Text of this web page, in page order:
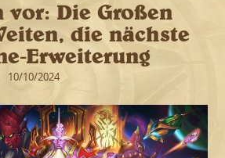
vor: Die Großen
die nächste
Erweiterung
10/10/2024